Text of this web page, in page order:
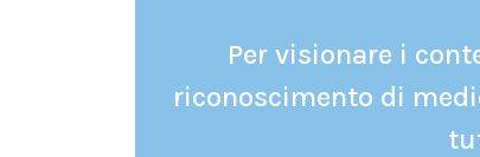
Per visionare i
riconoscimento di